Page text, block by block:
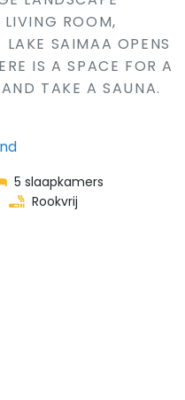
ROOM,
SAIMAA OPENS
IS A SPACE FOR A
TAKE A SAUNA.
5 slaapkamers
Rookvrij